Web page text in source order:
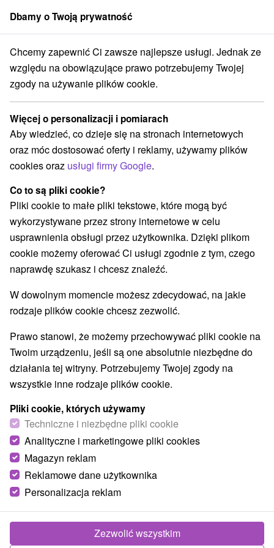
członek grupySorger
Specjalne oferty na Słowacji Pobyty dla seniorów
Pobyty dla seniorów
Kategorie
Wszystkie kategorie
Pobyty z rabatem(148)
Wellness pobyty(217) Wyjazdy weekendowe
Romantyczne wypady
Wakacje rodzinne(149)
Wybierz lokalizację lub datę
Najlepiej sprzedające
1.
Tradycyjny pobyt uzdrowiskowy: program
zabiegów dla zdrowych pleców i stawów
Uzdrowisko Pieszczany - zniżka do 25 % na
terminy do 27.02.2027
Od 7 Noce
Pełne Wyżywienie, All Inclusive
Pobyt leczniczy z badaniem lekarskim, kuracją
pitną i indywidualnym programem. Oferuje 3
Dbamy o Twoją prywatność
Chcemy zapewnić Ci zawsze najlepsze usługi. Jednak ze
względu na obowiązujące prawo potrzebujemy Twojej
zgody na używanie plików cookie.
Więcej o personalizacji i pomiarach
Aby wiedzieć, co dzieje się na stronach internetowych
oraz móc dostosować oferty i reklamy, używamy plików
cookies oraz usługi firmy Google.
Co to są pliki cookie?
Pliki cookie to małe pliki tekstowe, które mogą być
wykorzystywane przez strony internetowe w celu
usprawnienia obsługi przez użytkownika. Dzięki plikom
cookie możemy oferować Ci usługi zgodnie z tym, czego
naprawdę szukasz i chcesz znaleźć.
W dowolnym momencie możesz zdecydować, na jakie
rodzaje plików cookie chcesz zezwolić.
Prawo stanowi, że możemy przechowywać pliki cookie na
Twoim urządzeniu, jeśli są one absolutnie niezbędne do
działania tej witryny. Potrzebujemy Twojej zgody na
wszystkie inne rodzaje plików cookie.
Pliki cookie, których używamy
Techniczne i niezbędne pliki cookie
Analityczne i marketingowe pliki cookies
Magazyn reklam
Reklamowe dane użytkownika
Personalizacja reklam
Zezwolić wszystkim